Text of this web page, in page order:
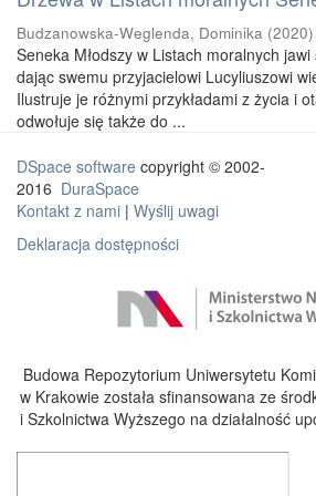
Budzanowska-Weglenda, Dominika (2020)
Seneka Młodszy w Listach moralnych
dając swemu przyjacielowi Lucyliuszowi
Ilustruje je różnymi przykładami z życia i
odwołuje się także do ...
DSpace software copyright © 2002-
2016 DuraSpace
Kontakt z nami | Wyślij uwagi
Deklaracja dostępności
Budowa Repozytorium Uniwersytetu
w Krakowie została sfinansowana ze
i Szkolnictwa Wyższego na działalność